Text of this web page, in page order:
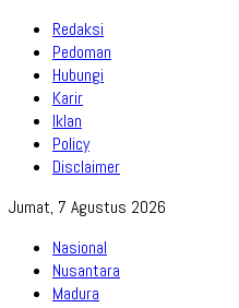
Redaksi
Pedoman
Hubungi
Karir
Iklan
Policy
Disclaimer
Jumat, 7 Agustus 2026
Nasional
Nusantara
Madura